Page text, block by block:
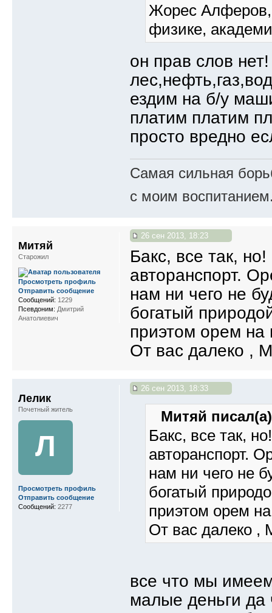
Жорес Алферов,
физике,
он прав слов
ездим на б/у
платим платим
просто вредно
Самая сильная
с моим
26 сен 2013, 18:23
Бакс, все так,
авторанспорт.
нам ни чего не
богатый
приэтом орем
От вас далеко ,
Митяй
Старожил
Просмотреть профиль
Отправить сообщение
Сообщений: 1229
Псевдоним: Дмитрий
Анатолиевич
26 сен 2013, 18:33
Митяй
Бакс, все так,
авторанспорт.
нам ни чего не
богатый
приэтом орем
От вас далеко ,
все что мы
малые деньги да
Лелик
Почетный житель
Л
Просмотреть профиль
Отправить сообщение
Сообщений: 2277